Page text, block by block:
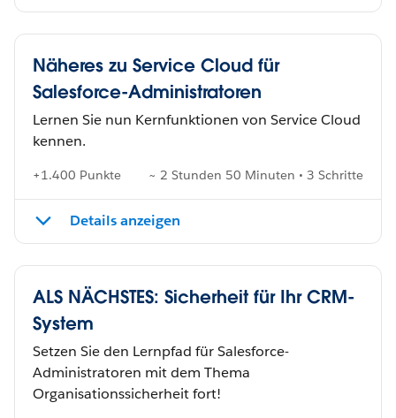
Näheres zu Service Cloud für
Salesforce-Administratoren
Lernen Sie nun Kernfunktionen von Service Cloud
kennen.
+1.400 Punkte ~ 2 Stunden 50 Minuten • 3 Schritte
Details anzeigen
ALS NÄCHSTES: Sicherheit für Ihr CRM-
System
Setzen Sie den Lernpfad für Salesforce-
Administratoren mit dem Thema
Organisationssicherheit fort!